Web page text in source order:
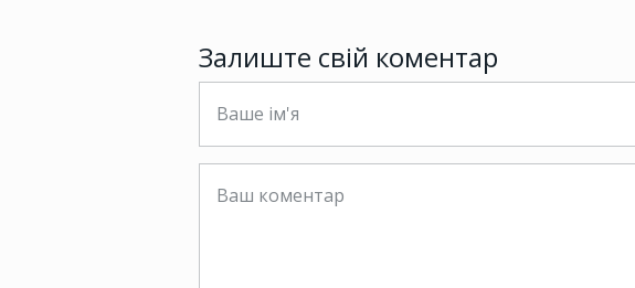
Залиште свій коментар